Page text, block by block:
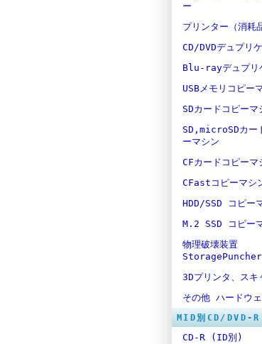
ー
プリンター（消耗
CD/DVDデュプリ
Blu-rayデュプリ
USBメモリコピー
SDカードコピーマ
SD,microSDカー
ーマシン
CFカードコピーマ
CFastコピーマシ
HDD/SSD コピー
M.2 SSD コピー
物理破壊装置
StoragePuncher
3Dプリンタ、スキ
その他 ハードウ
MID別CD/DVD-R
CD-R (ID別)